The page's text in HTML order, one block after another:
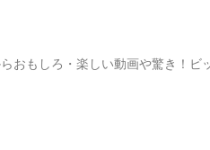
おもしろ・楽しい動画や驚き！ビ